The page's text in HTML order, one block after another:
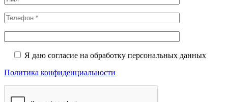
Я даю согласие на обработку персональных данных
Политика конфиденциальности